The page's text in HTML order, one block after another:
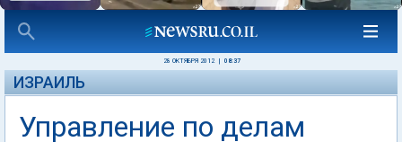
28 ОКТЯБРЯ 2012 08:37
ИЗРАИЛЬ
Управление по делам